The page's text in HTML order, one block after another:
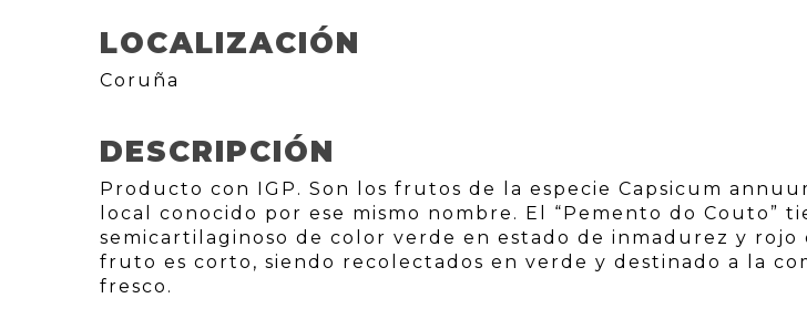
LOCALIZACIÓN
Coruña
DESCRIPCIÓN
Producto con IGP. Son los frutos de la especie Capsicum
local conocido por ese mismo nombre. El “Pemento do Couto”
semicartilaginoso de color verde en estado de inmadurez y rojo
fruto es corto, siendo recolectados en verde y destinado a la
fresco.